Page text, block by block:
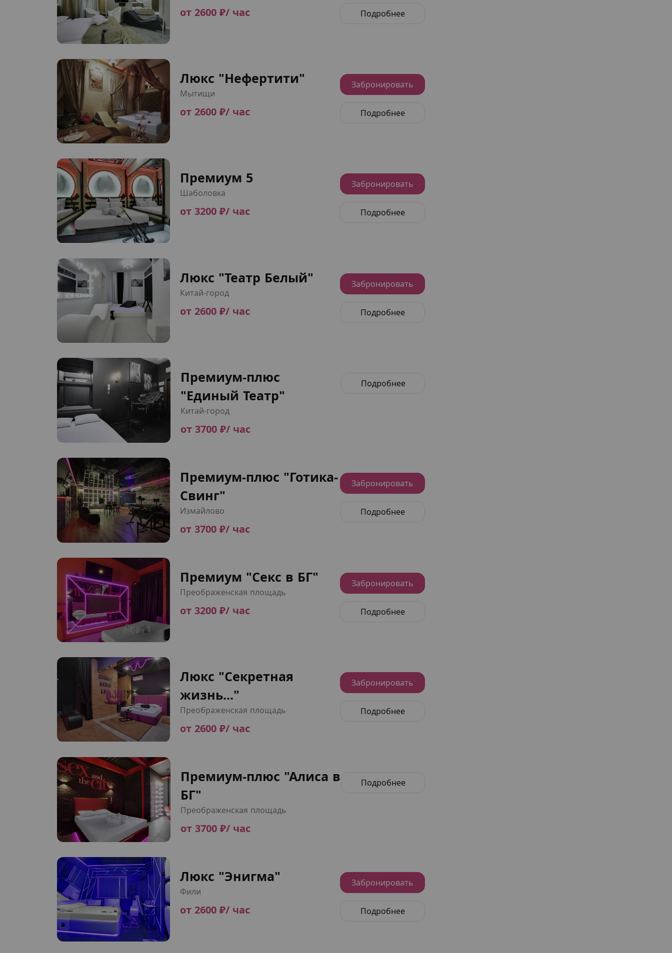
от 2600 ₽/ час Подробнее
Люкс "Нефертити"
Мытищи
от 2600 ₽/ час
Забронировать
Подробнее
Премиум 5
Шаболовка
от 3200 ₽/ час
Забронировать
Подробнее
Люкс "Театр Белый"
Китай-город
от 2600 ₽/ час
Забронировать
Подробнее
Премиум-плюс
"Единый Театр"
Китай-город
от 3700 ₽/ час
Подробнее
Премиум-плюс "Готика-
Свинг"
Измайлово
от 3700 ₽/ час
Забронировать
Подробнее
Премиум "Секс в БГ"
Преображенская площадь
от 3200 ₽/ час
Забронировать
Подробнее
Люкс "Секретная
жизнь..."
Преображенская площадь
от 2600 ₽/ час
Забронировать
Подробнее
Премиум-плюс "Алиса в
БГ"
Преображенская площадь
от 3700 ₽/ час
Подробнее
Люкс "Энигма"
Фили
от 2600 ₽/ час
Забронировать
Подробнее